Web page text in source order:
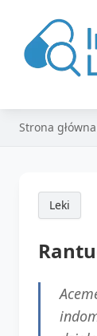
Strona główna
Leki